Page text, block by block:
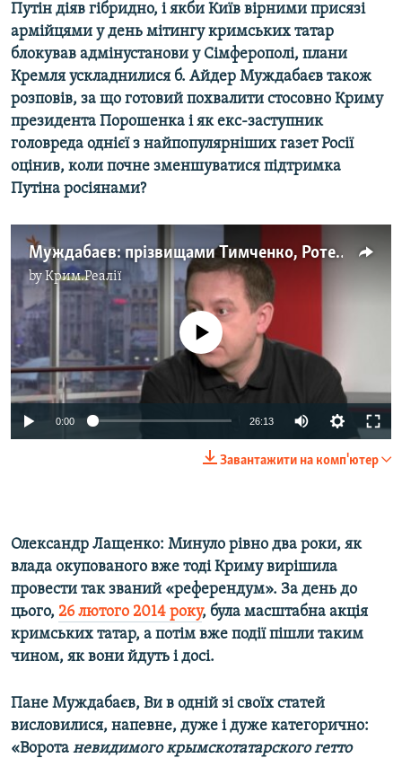
Путін діяв гібридно, і якби Київ вірними присязі
армійцями у день мітингу кримських татар
блокував адмінустанови у Сімферополі, плани
Кремля ускладнилися б. Айдер Муждабаєв також
розповів, за що готовий похвалити стосовно Криму
президента Порошенка і як екс-заступник
головреда однієї з найпопулярніших газет Росії
оцінив, коли почне зменшуватися підтримка
Путіна росіянами?
Муждабаєв: прізвищами Тимченко, Ротенберг і навіть Путін Керченський міст не побудуєш
byКрим.Реалії
No media source currently available
0:00 26:13
Завантажити на комп'ютер
Олександр Лащенко: Минуло рівно два роки, як
влада окупованого вже тоді Криму вирішила
провести так званий «референдум». За день до
цього, 26 лютого 2014 року, була масштабна акція
кримських татар, а потім вже події пішли таким
чином, як вони йдуть і досі.
Пане Муждабаєв, Ви в одній зі своїх статей
висловилися, напевне, дуже і дуже категорично:
«Ворота невидимого крымскотатарского гетто